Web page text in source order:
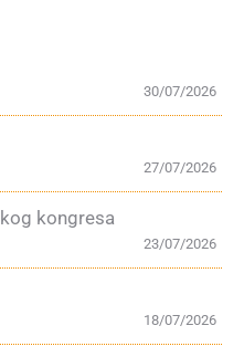
30/07/2026
27/07/2026
kongresa
23/07/2026
18/07/2026